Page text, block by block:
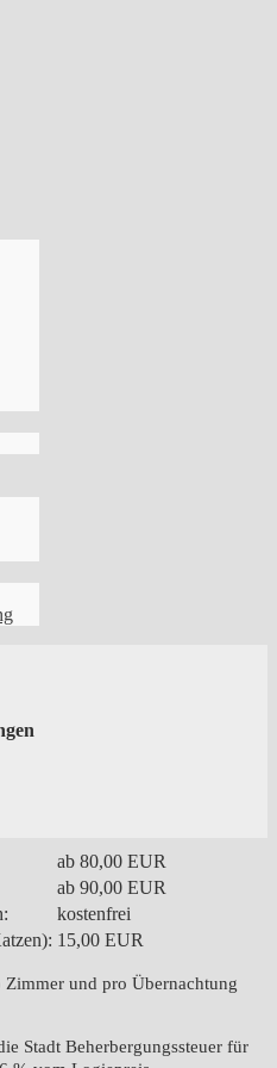
ab 80,00 EUR
ab 90,00 EUR
kostenfrei
15,00 EUR
Zimmer und pro Übernachtung
Stadt Beherbergungssteuer für